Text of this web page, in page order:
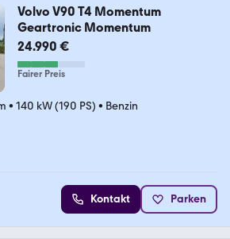
Volvo V90 T4 Momentum
Geartronic Momentum
24.990 €
Fairer Preis
• 140 kW (190 PS) • Benzin
Kontakt Parken